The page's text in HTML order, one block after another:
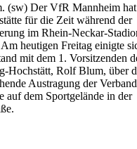
(sw) Der VfR Mannheim
für die Zeit während der
im Rhein-Neckar-
heutigen Freitag einigte
mit dem 1. Vorsitzenden
Hochstätt, Rolf Blum, über
Austragung der
auf dem Sportgelände in der